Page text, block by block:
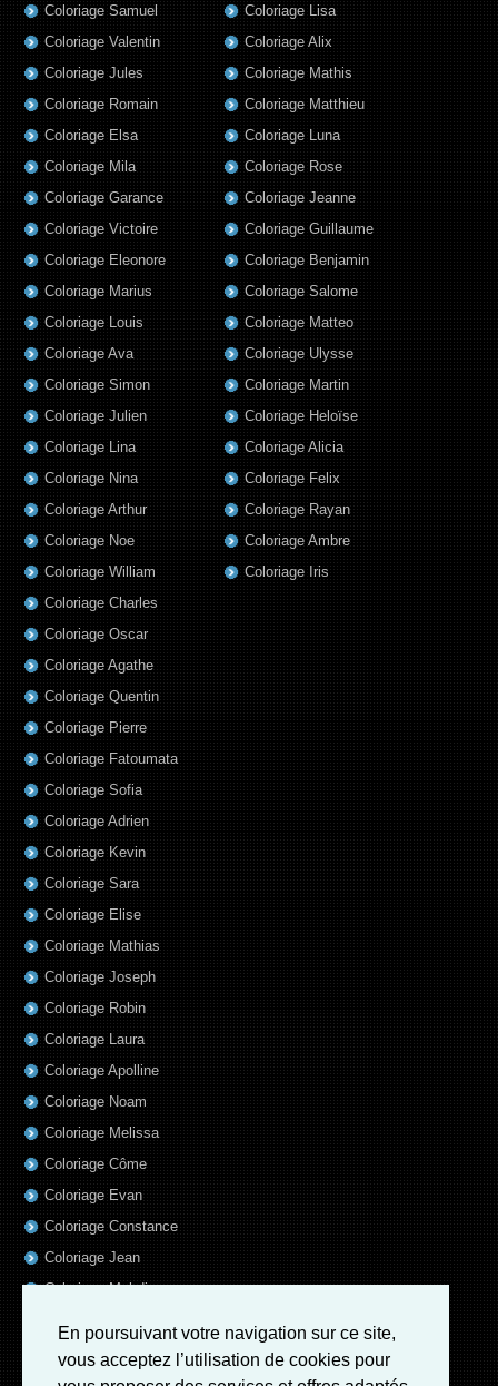
En poursuivant votre navigation sur ce site,
vous acceptez l’utilisation de cookies pour
Coloriage Samuel
Coloriage Valentin
Coloriage Jules
Coloriage Romain
Coloriage Elsa
Coloriage Mila
Coloriage Garance
Coloriage Victoire
Coloriage Eleonore
Coloriage Marius
Coloriage Louis
Coloriage Ava
Coloriage Simon
Coloriage Julien
Coloriage Lina
Coloriage Nina
Coloriage Arthur
Coloriage Noe
Coloriage William
Coloriage Lisa
Coloriage Alix
Coloriage Mathis
Coloriage Matthieu
Coloriage Luna
Coloriage Rose
Coloriage Jeanne
Coloriage Guillaume
Coloriage Benjamin
Coloriage Salome
Coloriage Matteo
Coloriage Ulysse
Coloriage Martin
Coloriage Heloïse
Coloriage Alicia
Coloriage Felix
Coloriage Rayan
Coloriage Ambre
Coloriage Iris
Coloriage Charles
Coloriage Oscar
Coloriage Agathe
Coloriage Quentin
Coloriage Pierre
Coloriage Fatoumata
Coloriage Sofia
Coloriage Adrien
Coloriage Kevin
Coloriage Sara
Coloriage Elise
Coloriage Mathias
Coloriage Joseph
Coloriage Robin
Coloriage Laura
Coloriage Apolline
Coloriage Noam
Coloriage Melissa
Coloriage Côme
Coloriage Evan
Coloriage Constance
Coloriage Jean
Coloriage Mehdi
Coloriage Capucine
Coloriage Noemie